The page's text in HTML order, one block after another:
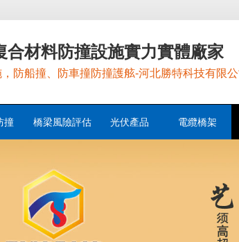
合材料防撞設施實力實體廠家
防船撞、防車撞防撞護舷-河北勝特科技有限公
撞 橋梁風險評估 光伏產品 電纜橋架